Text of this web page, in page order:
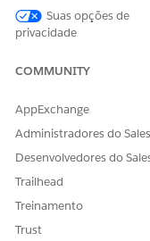
Essa ação executa um
mais modelos de
ESTE
Diga-
Suas opções de
privacidade
COMMUNITY
AppExchange
Administradores do
Desenvolvedores do
Trailhead
Treinamento
Trust